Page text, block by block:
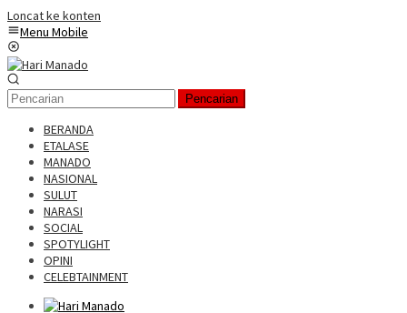
Loncat ke konten
Menu Mobile
Pencarian
BERANDA
ETALASE
MANADO
NASIONAL
SULUT
NARASI
SOCIAL
SPOTYLIGHT
OPINI
CELEBTAINMENT